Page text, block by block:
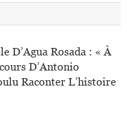
D’Agua Rosada : « À
D’Antonio
Raconter L’histoire